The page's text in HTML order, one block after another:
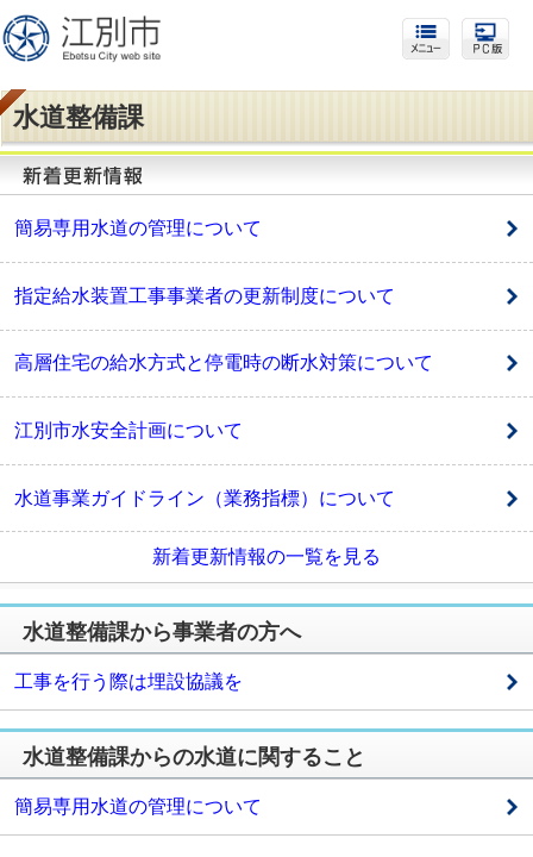
水道整備課
簡易専用水道の管理について
指定給水装置工事事業者の更新制度について
高層住宅の給水方式と停電時の断水対策について
江別市水安全計画について
水道事業ガイドライン（業務指標）について
新着更新情報の一覧を見る
水道整備課から事業者の方へ
工事を行う際は埋設協議を
水道整備課からの水道に関すること
簡易専用水道の管理について